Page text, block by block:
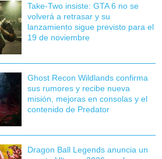
Take-Two insiste: GTA 6 no se
volverá a retrasar y su
lanzamiento sigue previsto para el
19 de noviembre
Ghost Recon Wildlands confirma
sus rumores y recibe nueva
misión, mejoras en consolas y el
contenido de Predator
Dragon Ball Legends anuncia un